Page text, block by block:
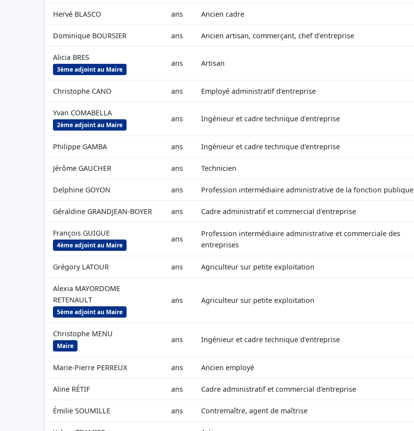
Hervé BLASCO ans Ancien cadre
Dominique BOURSIER ans Ancien artisan, commerçant, chef d'entreprise
Alicia BRES
3ème adjoint au Maire
ans Artisan
Christophe CANO ans Employé administratif d'entreprise
Yvan COMABELLA
2ème adjoint au Maire
ans Ingénieur et cadre technique d'entreprise
Philippe GAMBA ans Ingénieur et cadre technique d'entreprise
Jérôme GAUCHER ans Technicien
Delphine GOYON ans Profession intermédiaire administrative de la fonction publique
Géraldine GRANDJEAN-BOYER ans Cadre administratif et commercial d'entreprise
François GUIGUE
4ème adjoint au Maire
ans
Profession intermédiaire administrative et commerciale des
entreprises
Grégory LATOUR ans Agriculteur sur petite exploitation
Alexia MAYORDOME
RETENAULT
5ème adjoint au Maire
ans Agriculteur sur petite exploitation
Christophe MENU
Maire
ans Ingénieur et cadre technique d'entreprise
Marie-Pierre PERREUX ans Ancien employé
Aline RÉTIF ans Cadre administratif et commercial d'entreprise
Émilie SOUMILLE ans Contremaître, agent de maîtrise